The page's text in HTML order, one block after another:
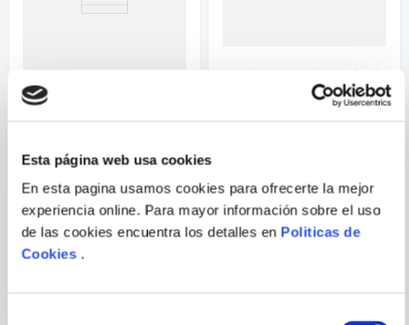
Esta página web usa cookies
En esta pagina usamos cookies para ofrecerte la mejor
experiencia online. Para mayor información sobre el uso
de las cookies encuentra los detalles en Politicas de
Cookies.
ENVIAR
NURA EL SEÑOR DE LOS
MASASHI KISHIMOTO
NARUTO (3-IN-1 EDITION),
PORQUE TAMBIÉN